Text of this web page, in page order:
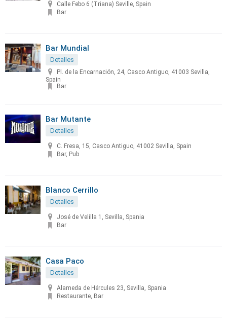
Calle Febo 6 (Triana) Seville, Spain
Bar
Bar Mundial
Detalles
Pl. de la Encarnación, 24, Casco Antiguo, 41003 Sevilla,
Spain
Bar
Bar Mutante
Detalles
C. Fresa, 15, Casco Antiguo, 41002 Sevilla, Spain
Bar, Pub
Blanco Cerrillo
Detalles
José de Velilla 1, Sevilla, Spania
Bar
Casa Paco
Detalles
Alameda de Hércules 23, Sevilla, Spania
Restaurante, Bar